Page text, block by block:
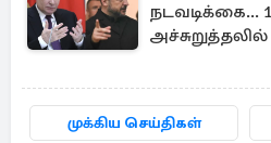
நடவடிக்கை...
முக்கிய செய்திகள்